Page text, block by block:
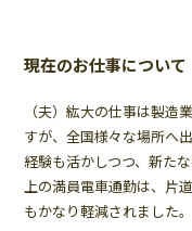
現在のお仕事について
（夫）紘大の仕事は製造
すが、全国様々な場所へ
経験も活かしつつ、新た
上の満員電車通勤は、片
もかなり軽減されました。